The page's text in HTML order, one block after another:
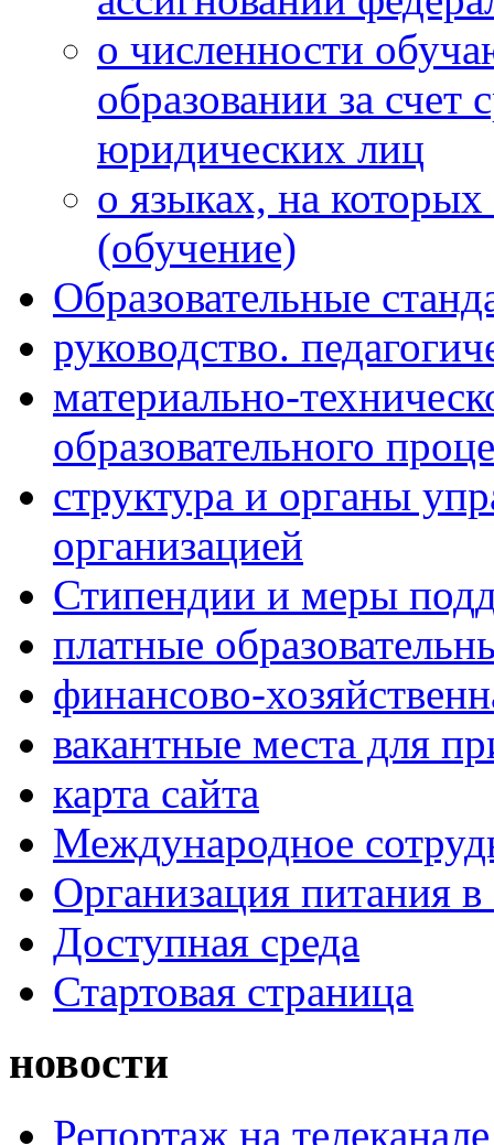
о численности
образовании за счет
юридических лиц
о языках, на которых
(обучение)
Образовательные
руководство.
материально-
образовательного
структура и органы
организацией
Стипендии и меры
платные
финансово-
вакантные места для
карта сайта
Международное
Организация питания в
Доступная среда
Стартовая страница
новости
Репортаж на